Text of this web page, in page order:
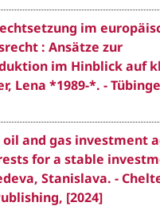
im
: Ansätze zur
im Hinblick auf
Lena *1989-*. -
and gas investment
for a stable
Stanislava. -
[2024]